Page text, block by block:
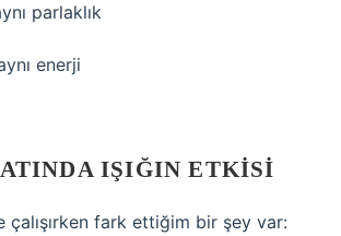
parlaklık
enerji
IŞIĞIN ETKISI
çalışırken fark ettiğim bir şey var: